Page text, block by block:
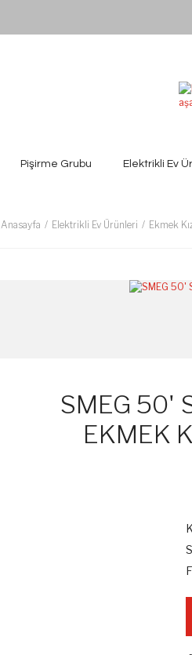
Pişirme Grubu Elektrikli Ev
Anasayfa Elektrikli Ev Ürünleri Ekmek
SMEG 50'
EKMEK